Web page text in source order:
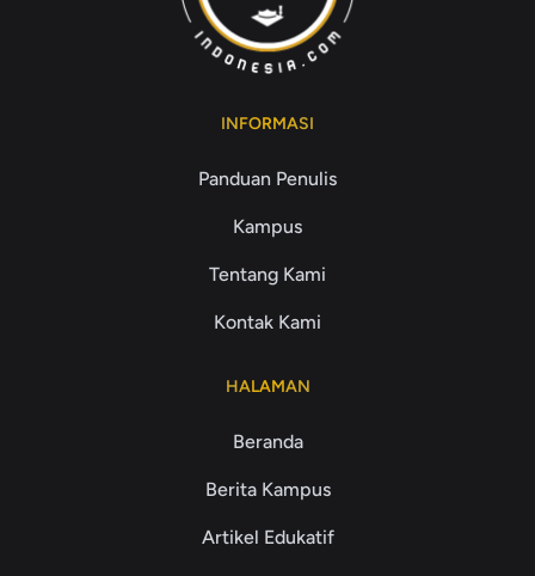
INFORMASI
Panduan Penulis
Kampus
Tentang Kami
Kontak Kami
HALAMAN
Beranda
Berita Kampus
Artikel Edukatif